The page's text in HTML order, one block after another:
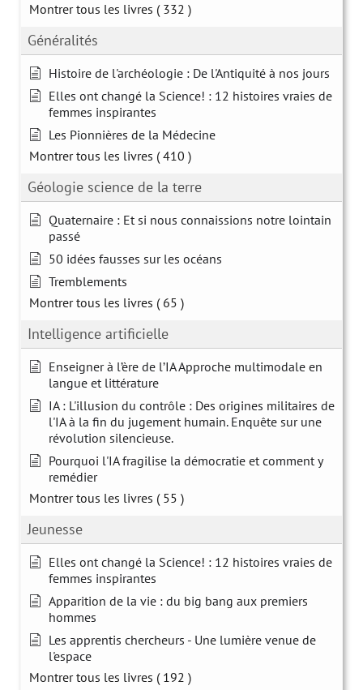
Montrer tous les livres ( 332 )
Généralités
Histoire de l'archéologie : De l'Antiquité à nos jours
Elles ont changé la Science! : 12 histoires vraies de
femmes inspirantes
Les Pionnières de la Médecine
Montrer tous les livres ( 410 )
Géologie science de la terre
Quaternaire : Et si nous connaissions notre lointain
passé
50 idées fausses sur les océans
Tremblements
Montrer tous les livres ( 65 )
Intelligence artificielle
Enseigner à l’ère de l’IA Approche multimodale en
langue et littérature
IA : L'illusion du contrôle : Des origines militaires de
l'IA à la fin du jugement humain. Enquête sur une
révolution silencieuse.
Pourquoi l'IA fragilise la démocratie et comment y
remédier
Montrer tous les livres ( 55 )
Jeunesse
Elles ont changé la Science! : 12 histoires vraies de
femmes inspirantes
Apparition de la vie : du big bang aux premiers
hommes
Les apprentis chercheurs - Une lumière venue de
l'espace
Montrer tous les livres ( 192 )